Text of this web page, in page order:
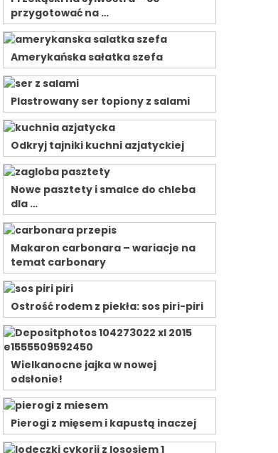
przygotować na …
Amerykańska sałatka szefa
Plastrowany ser topiony z salami
Odkryj tajniki kuchni azjatyckiej
Nowe pasztety i smalce do chleba
dla …
Makaron carbonara – wariacje na
temat carbonary
Ostrość rodem z piekła: sos piri-piri
Wielkanocne jajka w nowej
odsłonie!
Pierogi z mięsem i kapustą inaczej